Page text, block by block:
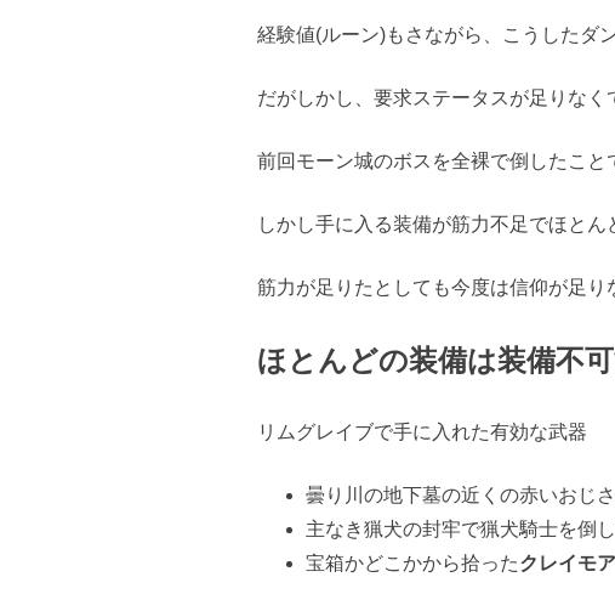
経験値(ルーン)もさながら、こうしたダ
だがしかし、要求ステータスが足りなく
前回モーン城のボスを全裸で倒したこ
しかし手に入る装備が筋力不足でほとん
筋力が足りたとしても今度は信仰が足り
ほとんどの装備は装備不
リムグレイブで手に入れた有効な武器
曇り川の地下墓の近くの赤いおじ
主なき猟犬の封牢で猟犬騎士を倒
宝箱かどこかから拾ったクレイモア